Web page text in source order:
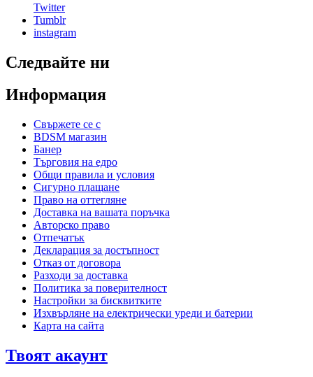
Twitter
Tumblr
instagram
Следвайте ни
Информация
Свържете се с
BDSM магазин
Банер
Търговия на едро
Общи правила и условия
Сигурно плащане
Право на оттегляне
Доставка на вашата поръчка
Авторско право
Отпечатък
Декларация за достъпност
Отказ от договора
Разходи за доставка
Политика за поверителност
Настройки за бисквитките
Изхвърляне на електрически уреди и батерии
Карта на сайта
Твоят акаунт